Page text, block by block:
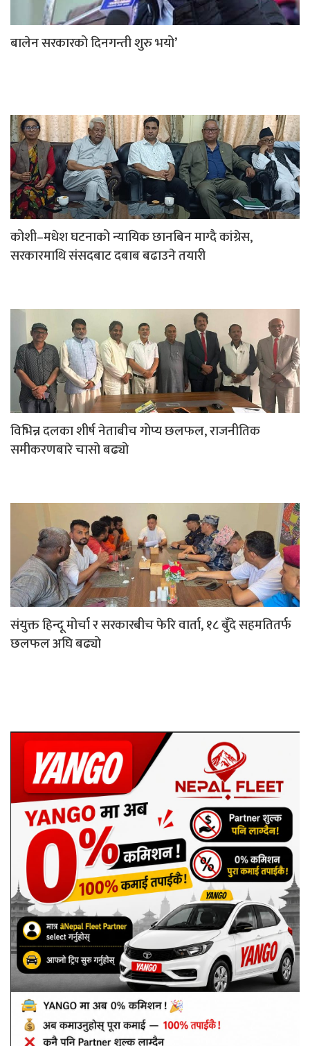
बालेन सरकारको दिनगन्ती शुरु भयो’
कोशी–मधेश घटनाको न्यायिक छानबिन माग्दै कांग्रेस,
सरकारमाथि संसदबाट दबाब बढाउने तयारी
विभिन्न दलका शीर्ष नेताबीच गोप्य छलफल, राजनीतिक
समीकरणबारे चासो बढ्यो
संयुक्त हिन्दू मोर्चा र सरकारबीच फेरि वार्ता, १८ बुँदे सहमतितर्फ
छलफल अघि बढ्यो